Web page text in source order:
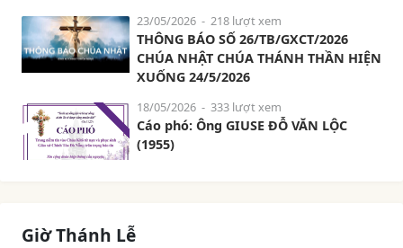
23/05/2026 - 218 lượt xem
THÔNG BÁO SỐ 26/TB/GXCT/2026
CHÚA NHẬT CHÚA THÁNH THẦN HIỆN
XUỐNG 24/5/2026
18/05/2026 - 333 lượt xem
Cáo phó: Ông GIUSE ĐỖ VĂN LỘC
(1955)
Giờ Thánh Lễ